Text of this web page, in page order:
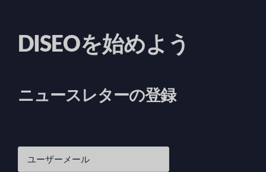
DISEOを始めよう
ニュースレターの登録